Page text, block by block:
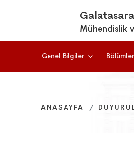
Mühendislik
Genel Bilgiler Bölümler
ANASAYFA
ANASAYFA
ANASAYFA